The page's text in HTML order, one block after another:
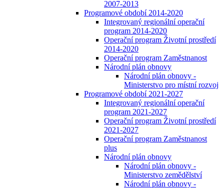
2007-2013
Programové období 2014-2020
Integrovaný regionální operační
program 2014-2020
Operační program Životní prostředí
2014-2020
Operační program Zaměstnanost
Národní plán obnovy
Národní plán obnovy -
Ministerstvo pro místní rozvoj
Programové období 2021-2027
Integrovaný regionální operační
program 2021-2027
Operační program Životní prostředí
2021-2027
Operační program Zaměstnanost
plus
Národní plán obnovy
Národní plán obnovy -
Ministerstvo zemědělství
Národní plán obnovy -